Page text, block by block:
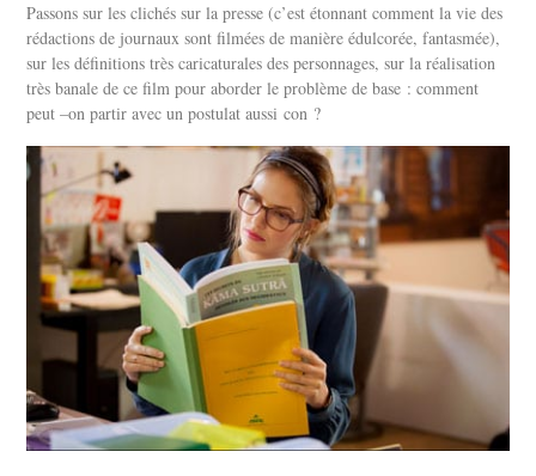
Passons sur les clichés sur la presse (c’est étonnant comment la vie des
rédactions de journaux sont filmées de manière édulcorée, fantasmée),
sur les définitions très caricaturales des personnages, sur la réalisation
très banale de ce film pour aborder le problème de base : comment
peut –on partir avec un postulat aussi con ?